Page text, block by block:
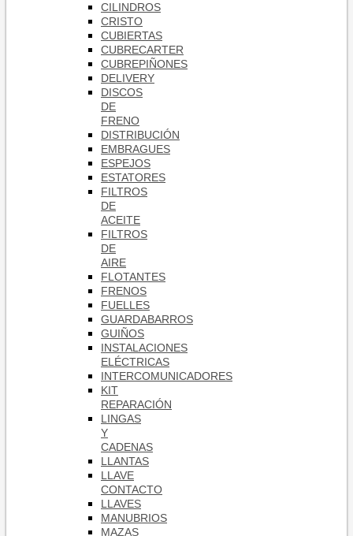
CILINDROS
CRISTO
CUBIERTAS
CUBRECARTER
CUBREPIÑONES
DELIVERY
DISCOS
DE
FRENO
DISTRIBUCIÓN
EMBRAGUES
ESPEJOS
ESTATORES
FILTROS
DE
ACEITE
FILTROS
DE
AIRE
FLOTANTES
FRENOS
FUELLES
GUARDABARROS
GUIÑOS
INSTALACIONES
ELÉCTRICAS
INTERCOMUNICADORES
KIT
REPARACIÓN
LINGAS
Y
CADENAS
LLANTAS
LLAVE
CONTACTO
LLAVES
MANUBRIOS
MAZAS